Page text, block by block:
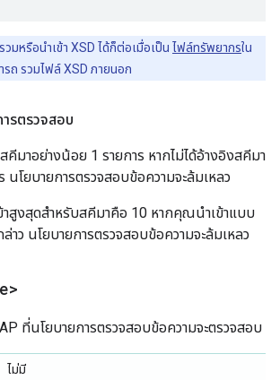
มหรือนำเข้า XSD ได้ก็ต่อเมื่อเป็น ไฟล์ทรัพยากรใน
ถ รวมไฟล์ XSD ภายนอก
ารตรวจสอบ
มาอย่างน้อย 1 รายการ หากไม่ได้อ้างอิงสคีมา
นโยบายการตรวจสอบข้อความจะล้มเหลว
าสูงสุดสำหรับสคีมาคือ 10 หากคุณนำเข้าแบบ
ว นโยบายการตรวจสอบข้อความจะล้มเหลว
ที่นโยบายการตรวจสอบข้อความจะตรวจสอบ
ไม่มี